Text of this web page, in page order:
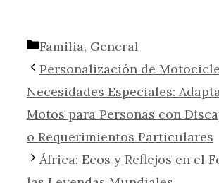
Categorías
Familia, General
Personalización de
Necesidades Especiales:
Motos para Personas con
o Requerimientos Particulares
África: Ecos y Reflejos en el